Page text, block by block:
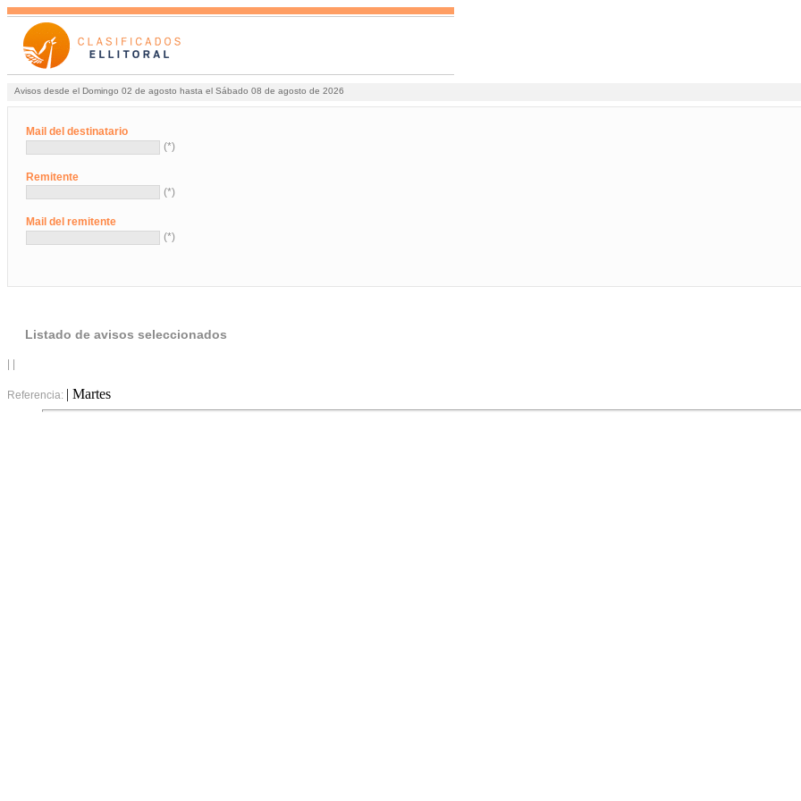
Avisos desde el Domingo 02 de agosto hasta el Sábado 08 de agosto de 2026
Mail del destinatario
(*)
Remitente
(*)
Mail del remitente
(*)
Listado de avisos seleccionados
Referencia: | Martes